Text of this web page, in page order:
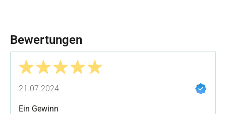
Bewertungen
21.07.2024
Ein Gewinn